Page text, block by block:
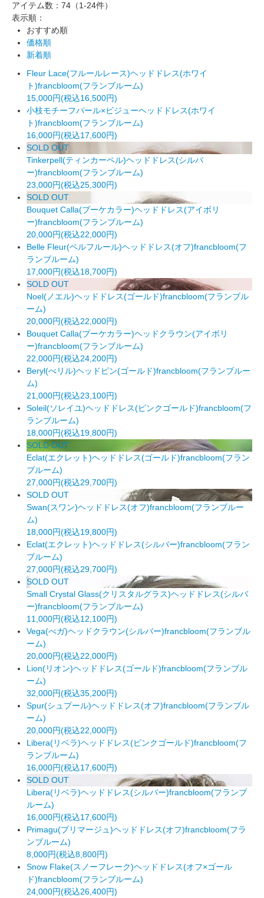
アイテム数：74 （1-24件）
表示順：
おすすめ順
価格順
新着順
Fleur Lace(フルールレース)ヘッドドレス(ホワイ
ト)francbloom(フランブルーム)
15,000円(税込16,500円)
小枝モチーフパール×ビジューヘッドドレス(ホワイ
ト)francbloom(フランブルーム)
16,000円(税込17,600円)
SOLD OUT
Tinkerpell(ティンカーペル)ヘッドドレス(シルバ
ー)francbloom(フランブルーム)
23,000円(税込25,300円)
SOLD OUT
Bouquet Calla(ブーケカラー)ヘッドドレス(アイボリ
ー)francbloom(フランブルーム)
20,000円(税込22,000円)
Belle Fleur(ベルフルール)ヘッドドレス(オフ)francbloom(フ
ランブルーム)
17,000円(税込18,700円)
SOLD OUT
Noel(ノエル)ヘッドドレス(ゴールド)francbloom(フランブル
ーム)
20,000円(税込22,000円)
Bouquet Calla(ブーケカラー)ヘッドクラウン(アイボリ
ー)francbloom(フランブルーム)
22,000円(税込24,200円)
Beryl(べリル)ヘッドピン(ゴールド)francbloom(フランブルー
ム)
21,000円(税込23,100円)
Soleil(ソレイユ)ヘッドドレス(ピンクゴールド)francbloom(フ
ランブルーム)
18,000円(税込19,800円)
SOLD OUT
Eclat(エクレット)ヘッドドレス(ゴールド)francbloom(フラン
ブルーム)
27,000円(税込29,700円)
SOLD OUT
Swan(スワン)ヘッドドレス(オフ)francbloom(フランブルー
ム)
18,000円(税込19,800円)
Eclat(エクレット)ヘッドドレス(シルバー)francbloom(フラン
ブルーム)
27,000円(税込29,700円)
SOLD OUT
Small Crystal Glass(クリスタルグラス)ヘッドドレス(シルバ
ー)francbloom(フランブルーム)
11,000円(税込12,100円)
Vega(べガ)ヘッドクラウン(シルバー)francbloom(フランブル
ーム)
20,000円(税込22,000円)
Lion(リオン)ヘッドドレス(ゴールド)francbloom(フランブル
ーム)
32,000円(税込35,200円)
Spur(シュプール)ヘッドドレス(オフ)francbloom(フランブル
ーム)
20,000円(税込22,000円)
Libera(リベラ)ヘッドドレス(ピンクゴールド)francbloom(フ
ランブルーム)
16,000円(税込17,600円)
SOLD OUT
Libera(リベラ)ヘッドドレス(シルバー)francbloom(フランブ
ルーム)
16,000円(税込17,600円)
Primagu(プリマージュ)ヘッドドレス(オフ)francbloom(フラ
ンブルーム)
8,000円(税込8,800円)
Snow Flake(スノーフレーク)ヘッドドレス(オフ×ゴール
ド)francbloom(フランブルーム)
24,000円(税込26,400円)